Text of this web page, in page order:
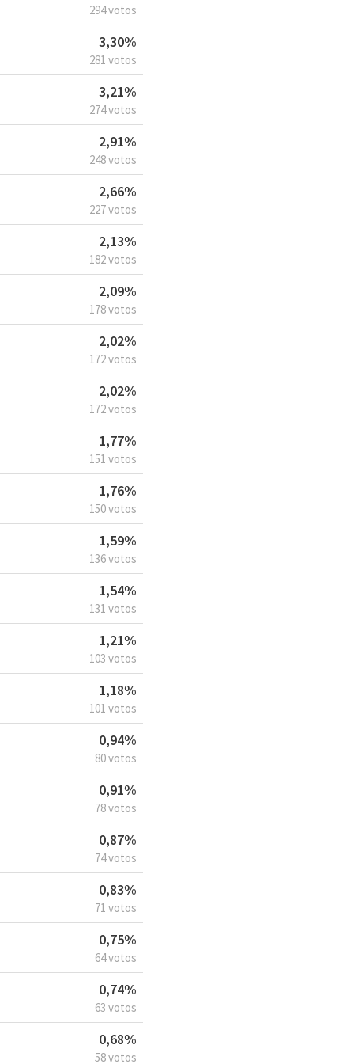
294 votos
3,30%
281 votos
3,21%
274 votos
2,91%
248 votos
2,66%
227 votos
2,13%
182 votos
2,09%
178 votos
2,02%
172 votos
2,02%
172 votos
1,77%
151 votos
1,76%
150 votos
1,59%
136 votos
1,54%
131 votos
1,21%
103 votos
1,18%
101 votos
0,94%
80 votos
0,91%
78 votos
0,87%
74 votos
0,83%
71 votos
0,75%
64 votos
0,74%
63 votos
0,68%
58 votos